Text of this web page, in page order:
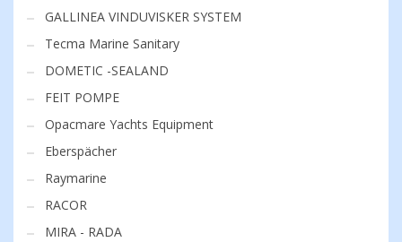
GALLINEA VINDUVISKER SYSTEM
Tecma Marine Sanitary
DOMETIC -SEALAND
FEIT POMPE
Opacmare Yachts Equipment
Eberspächer
Raymarine
RACOR
MIRA - RADA